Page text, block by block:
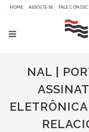
HOME ASSOCIE-SE FALE
NAL |